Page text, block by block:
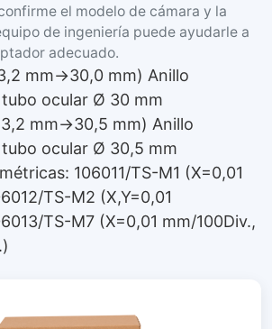
el modelo de cámara y la
de ingeniería puede ayudarle a
adecuado.
mm→30,0 mm) Anillo
ocular Ø 30 mm
mm→30,5 mm) Anillo
ocular Ø 30,5 mm
106011/TS-M1 (X=0,01
TS-M2 (X,Y=0,01
TS-M7 (X=0,01 mm/100Div.,